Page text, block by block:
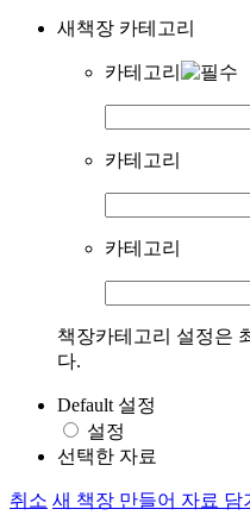
새책장 카테고리
카테고리
카테고리
카테고리
책장카테고리 설정은
다.
Default 설정
설정
선택한 자료
취소 새 책장 만들어 자료 담